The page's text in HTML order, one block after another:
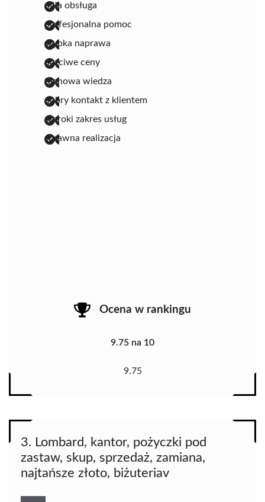
miła obsługa
profesjonalna pomoc
szybka naprawa
uczciwe ceny
fachowa wiedza
dobry kontakt z klientem
szeroki zakres usług
sprawna realizacja
Ocena w rankingu
9.75 na 10
9.75
3. Lombard, kantor, pożyczki pod
zastaw, skup, sprzedaż, zamiana,
najtańsze złoto, biżuteriav